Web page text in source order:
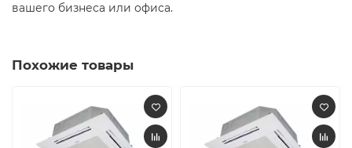
вашего бизнеса или офиса.
Похожие товары